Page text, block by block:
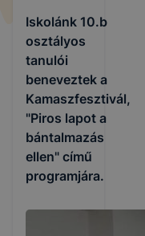
Iskolánk 10.b
osztályos
tanulói
beneveztek a
Kamaszfesztivál,
"Piros lapot a
bántalmazás
ellen" című
programjára.